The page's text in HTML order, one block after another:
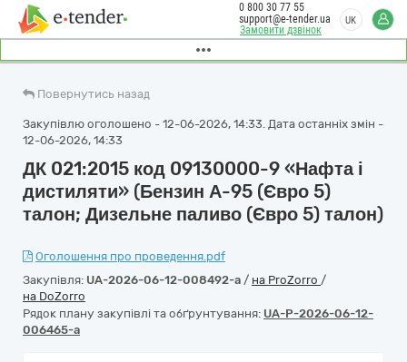
Замовити дзвінок
0 800 30 77 55
support@e-tender.ua
UK
Повернутись назад
Закупівлю оголошено - 12-06-2026, 14:33. Дата останніх змін -
12-06-2026, 14:33
ДК 021:2015 код 09130000-9 «Нафта і
дистиляти» (Бензин А-95 (Євро 5)
талон; Дизельне паливо (Євро 5) талон)
Оголошення про проведення.pdf
Закупівля: UA-2026-06-12-008492-a / на ProZorro /
на DoZorro
Рядок плану закупівлі та обґрунтування: UA-P-2026-06-12-
006465-a